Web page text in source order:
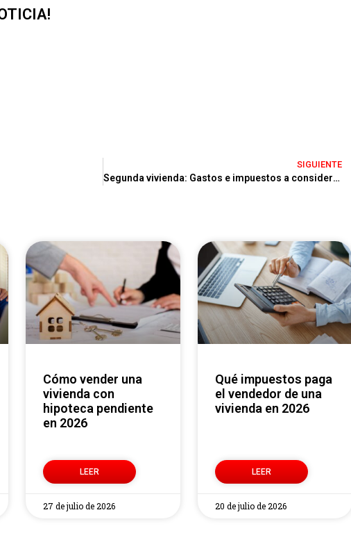
SIGUIENTE
Segunda vivienda: Gastos e impuestos a considerar
Cómo vender una
vivienda con
hipoteca pendiente
en 2026
LEER
27 de julio de 2026
Qué impuestos paga
el vendedor de una
vivienda en 2026
LEER
20 de julio de 2026